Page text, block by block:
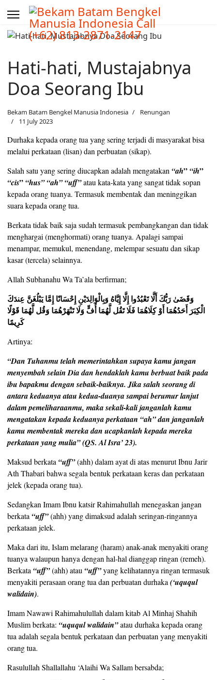
Hati-hati, Mustajabnya
Doa Seorang Ibu
Bekam Batam Bengkel Manusia Indonesia
Renungan
11 July 2023
Durhaka kepada orang tua yang sering terjadi di masyarakat bisa
melalui perkataan (lisan) dan perbuatan (sikap).
Salah satu yang sering diucapkan adalah mengatakan “ah” “ih”
“cis” “hus” “ah” “uff”atau kata-kata yang sangat tidak sopan
kepada orang tuanya. Termasuk membentak dan meninggikan
suara kepada orang tua.
Berkata tidak baik saja sudah termasuk pembangkangan dan tidak
menghargai (menghormati) orang tuanya. Apalagi sampai
menampar, memukul, menendang, melempar sesuatu dan sikap
kasar (tercela) selainnya.
Allah Subhanahu Wa Ta’ala berfirman;
وَقَضَىٰ رَبُّكَ أَلَّا تَعْبُدُوا إِلَّا إِيَّاهُ وَبِالْوَالِدَيْنِ إِحْسَانًا إِمَّا يَبْلُغَنَّ عِندَكَ
الْكِبَرَ أَحَدُهُمَا أَوْ كِلَاهُمَا فَلَا تَقُل لَّهُمَا أُفٍّ وَلَا تَنْهَرْهُمَا وَقُل لَّهُمَا قَوْلًا
كَرِيمًا
Artinya:
“Dan Tuhanmu telah memerintahkan supaya kamu jangan
menyembah selain Dia dan hendaklah kamu berbuat baik pada
ibu bapakmu dengan sebaik-baiknya. Jika salah seorang di
antara keduanya atau kedua-duanya sampai berumur lanjut
dalam pemeliharaanmu, maka sekali-kali janganlah kamu
mengatakan kepada keduanya perkataan “ah” dan janganlah
kamu membentak mereka dan ucapkanlah kepada mereka
perkataan yang mulia” (QS. Al Isra’ 23).
Maksud berkata “uff”(ahh) dalam ayat di atas menurut Ibnu Jarir
Ath Thabari bahwa segala bentuk perkataan keras dan perkataan
jelek (kepada orang tua).
Sedangkan Imam Ibnu katsir Rahimahullah menegaskan jangan
berkata “uff”(ahh) yang dimaksud adalah seringan-ringannya
perkataan jelek.
Maka dari itu, Islam melarang (haram) anak-anak menyakiti orang
tuanya walaupun hanya dengan hal-hal dianggap ringan (remeh).
Berkata “uff”(ahh) atau “uff”yang kelihatannya ringan termasuk
menyakiti perasaan orang tua dan perbuatan durhaka (‘uququl
walidain).
Imam Nawawi Rahimahulullah dalam kitab Al Minhaj Shahih
Muslim berkata: “uququl walidain”atau durhaka kepada orang
tua adalah segala bentuk perkataan dan perbuatan yang menyakiti
orang tua.
Rasulullah Shallallahu ‘Alaihi Wa Sallam bersabda;